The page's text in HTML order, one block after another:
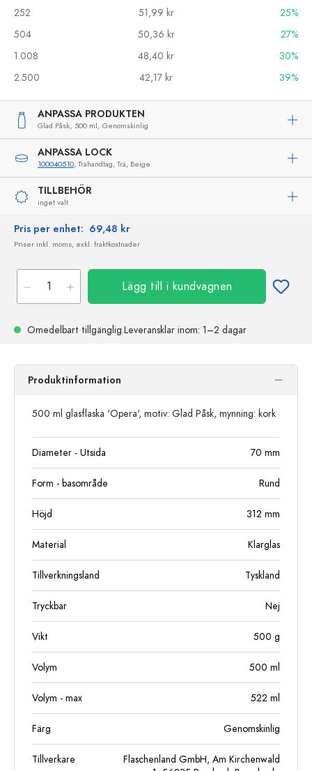
252
51,99 kr
25%
504
50,36 kr
27%
1.008
48,40 kr
30%
2.500
42,17 kr 39%
ANPASSA PRODUKTEN
Glad Påsk, 500 ml, Genomskinlig
ANPASSA LOCK
100040510, Trähandtag, Trä, Beige
TILLBEHÖR
inget valt
Pris per enhet: 69,48 kr
Priser inkl. moms, exkl. fraktkostnader
Lägg till i kundvagnen
Omedelbart tillgänglig.Leveransklar inom: 1–2 dagar
Produktinformation
500 ml glasflaska 'Opera', motiv: Glad Påsk, mynning: kork
Diameter - Utsida 70 mm
Form - basområde Rund
Höjd 312 mm
Material Klarglas
Tillverkningsland Tyskland
Tryckbar Nej
Vikt 500 g
Volym 500 ml
Volym - max 522 ml
Färg Genomskinlig
Tillverkare
Flaschenland GmbH, Am Kirchenwald